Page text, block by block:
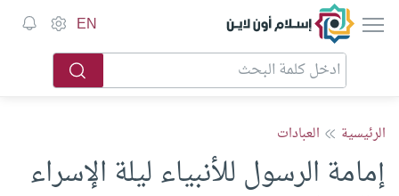
إسلام أون لاين EN
الرئيسية العبادات
إمامة الرسول للأنبياء ليلة الإسراء